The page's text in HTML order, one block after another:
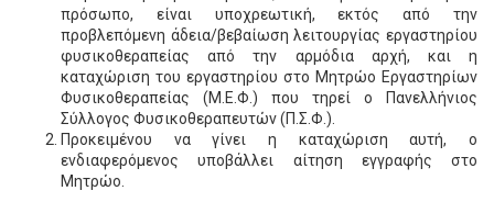
πρόσωπο, είναι υποχρεωτική, εκτός από την
προβλεπόμενη άδεια/βεβαίωση λειτουργίας εργαστηρίου
φυσικοθεραπείας από την αρμόδια αρχή, και η
καταχώριση του εργαστηρίου στο Μητρώο Εργαστηρίων
Φυσικοθεραπείας (Μ.Ε.Φ.) που τηρεί ο Πανελλήνιος
Σύλλογος Φυσικοθεραπευτών (Π.Σ.Φ.).
Προκειμένου να γίνει η καταχώριση αυτή, ο
ενδιαφερόμενος υποβάλλει αίτηση εγγραφής στο
Μητρώο.